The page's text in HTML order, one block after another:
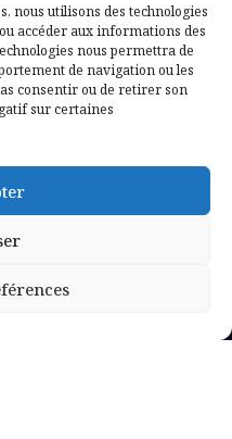
nous utilisons des technologies
accéder aux informations des
nous permettra de
de navigation ou les
consentir ou de retirer son
sur certaines